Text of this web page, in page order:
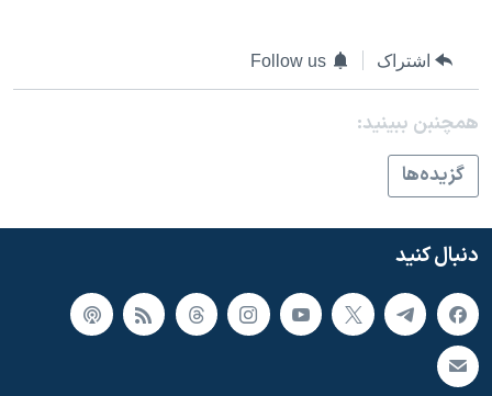
سفر پرزیدنت ترامپ به چین
اشتراک Follow us
همچنبن ببینید:
گزيده‌ها
دنبال کنید